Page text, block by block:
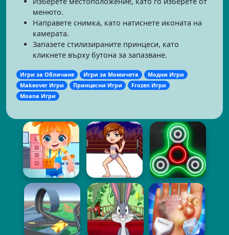
менюто.
Направете снимка, като натиснете иконата на
камерата.
Запазете стилизираните принцеси, като
кликнете върху бутона за запазване.
Игри за Обличане Игри за Момичета
Модни Игри
Makeover Игри
Принцесни Игри
Frozen Игри
Moana Игри